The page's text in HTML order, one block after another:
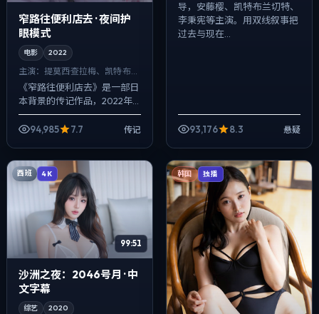
窄路往便利店去 · 夜间护
眼模式
电影 2022
主演： 提莫西·查拉梅、凯特·布兰
切特 等
《窄路往便利店去》是一部日
本背景的传记作品，2022年
公映，由毕赣执导，提莫西·查
拉梅、凯特·布兰切特、菅田将
94,985 7.7 传记
导，安藤樱、凯特·布兰切特、
李秉宪等主演。用双线叙事把
过去与现在...
93,176 8.3 悬疑
西班 4K
99:51
沙洲之夜：2046号月 · 中
文字幕
综艺 2020
韩国 独播